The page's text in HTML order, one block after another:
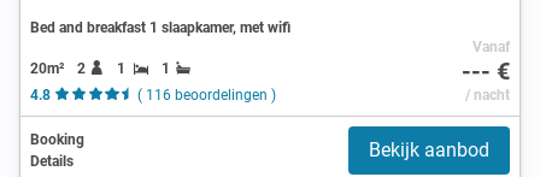
Bed and breakfast 1 slaapkamer, met wifi
20m² 2 1
1
4.8
( 116 beoordelingen )
Vanaf
--- €
/ nacht
Booking
Details
Bekijk aanbod